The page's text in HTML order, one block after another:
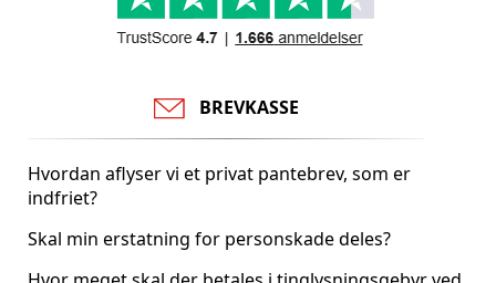
BREVKASSE
Hvordan aflyser vi et privat pantebrev, som er
indfriet?
Skal min erstatning for personskade deles?